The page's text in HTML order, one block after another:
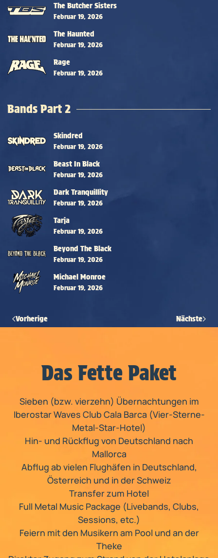
The Butcher Sisters
Februar 19, 2026
The Haunted
Februar 19, 2026
Rage
Februar 19, 2026
Bands Part 2
Skindred
Februar 19, 2026
Beast In Black
Februar 19, 2026
Dark Tranquillity
Februar 19, 2026
Tarja
Februar 19, 2026
Beyond The Black
Februar 19, 2026
Michael Monroe
Februar 19, 2026
Vorherige Nächste
Das Fette Paket
Sieben (bzw. vierzehn) Übernachtungen im
Iberostar Waves Club Cala Barca (Vier-Sterne-
Metal-Star-Hotel)
Hin- und Rückflug von Deutschland nach
Mallorca
Abflug ab vielen Flughäfen in Deutschland,
Österreich und in der Schweiz
Transfer zum Hotel
Full Metal Music Package (Livebands, Clubs,
Sessions, etc.)
Feiern mit den Musikern am Pool und an der
Theke